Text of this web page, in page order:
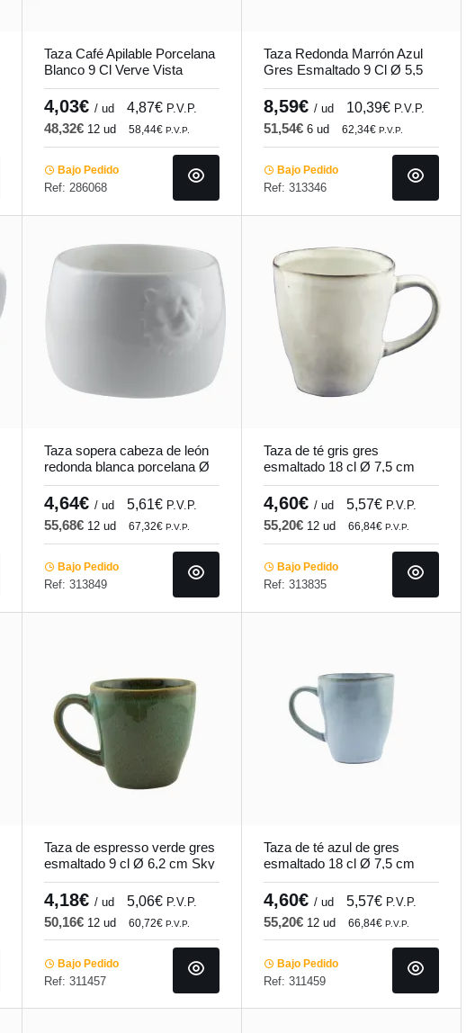
Taza Café Apilable Porcelana
Blanco 9 Cl Verve Vista
Alegre
4,03€ / ud 4,87€ P.V.P.
48,32€ 12 ud 58,44€ P.V.P.
Bajo Pedido
Ref: 286068
Taza Redonda Marrón Azul
Gres Esmaltado 9 Cl Ø 5,5
Cm Amber Accolade
8,59€ / ud 10,39€ P.V.P.
51,54€ 6 ud 62,34€ P.V.P.
Bajo Pedido
Ref: 313346
Taza sopera cabeza de león
redonda blanca porcelana Ø
9,5 cm Leo Pro.mundi
4,64€ / ud 5,61€ P.V.P.
55,68€ 12 ud 67,32€ P.V.P.
Bajo Pedido
Ref: 313849
Taza de té gris gres
esmaltado 18 cl Ø 7,5 cm
Sky Pro.mundi
4,60€ / ud 5,57€ P.V.P.
55,20€ 12 ud 66,84€ P.V.P.
Bajo Pedido
Ref: 313835
Taza de espresso verde gres
esmaltado 9 cl Ø 6,2 cm Sky
Pro.mundi
4,18€ / ud 5,06€ P.V.P.
50,16€ 12 ud 60,72€ P.V.P.
Bajo Pedido
Ref: 311457
Taza de té azul de gres
esmaltado 18 cl Ø 7,5 cm
Sky Pro.mundi
4,60€ / ud 5,57€ P.V.P.
55,20€ 12 ud 66,84€ P.V.P.
Bajo Pedido
Ref: 311459